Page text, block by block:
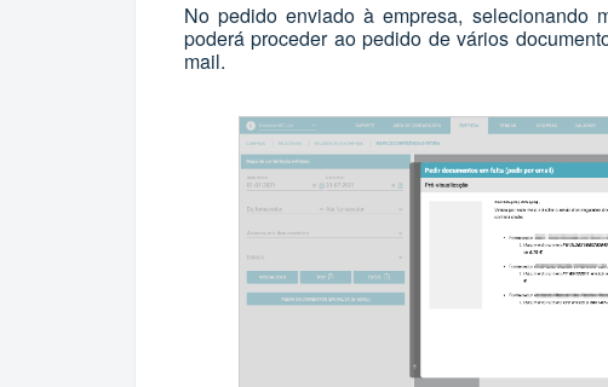
No pedido enviado à empresa, selecionando
poderá proceder ao pedido de vários
mail.